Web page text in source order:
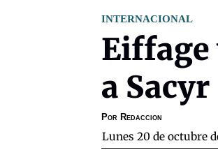
INTERNACIONAL
Eiffage
a Sacyr
Por Redaccion
lunes 20 de octubre